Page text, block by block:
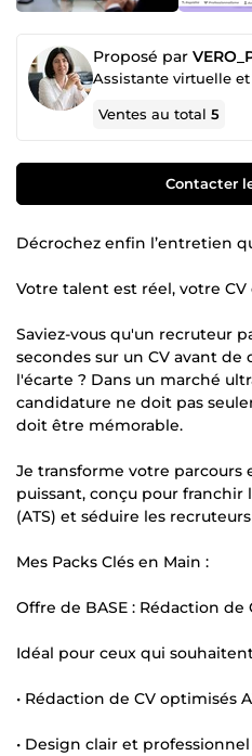
Proposé par
Assistante virtuelle
Ventes au total5
Contacter
Décrochez enfin l’entretien
Votre talent est réel, votre
Saviez-vous qu'un recruteur
secondes sur un CV avant
l'écarte ? Dans un marché
candidature ne doit pas
doit être mémorable.
Je transforme votre
puissant, conçu pour
(ATS) et séduire les
Mes Packs Clés en Main :
Offre de BASE : Rédaction de
Idéal pour ceux qui
• Rédaction de CV optimisés
• Design clair et professionnel